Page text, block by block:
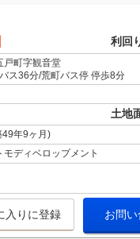
利回
戸町字観音堂
ス36分/荒町バス停 停歩8分
土地
年9ヶ月)
ディベロップメント
入りに登録 お問い